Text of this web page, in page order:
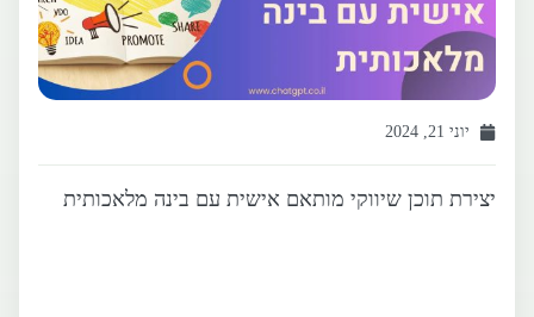
יוני 21, 2024
יצירת תוכן שיווקי מותאם אישית עם בינה מלאכותית